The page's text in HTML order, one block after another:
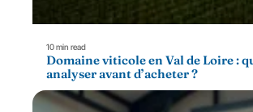
10 min read
Domaine viticole en Val de Loire :
analyser avant d’acheter ?